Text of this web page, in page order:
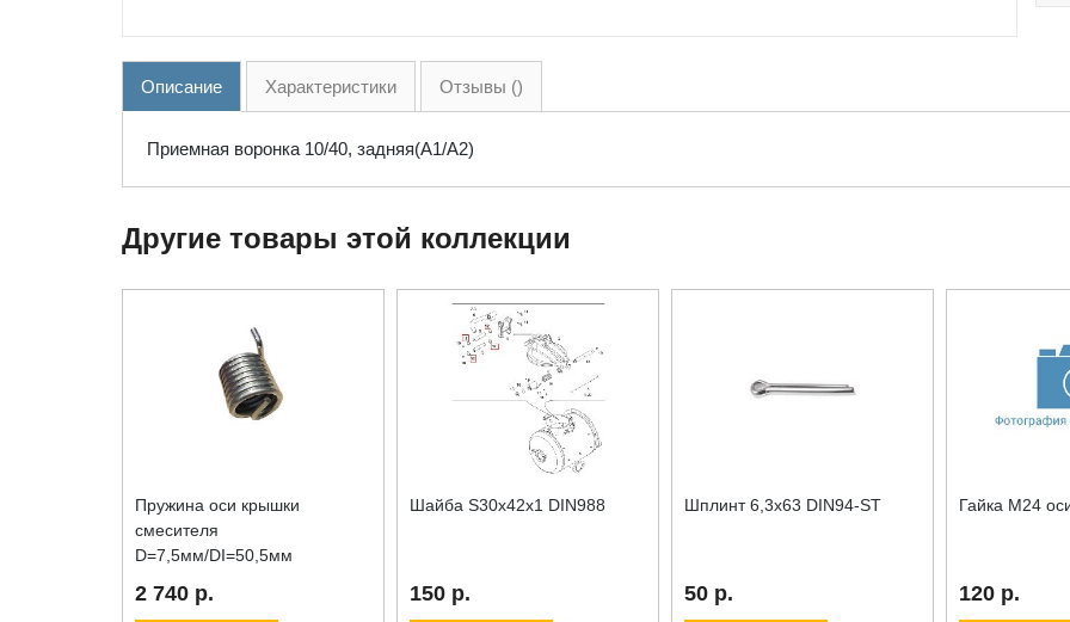
Описание Характеристики Отзывы ()
Приемная воронка 10/40, задняя(А1/А2)
Другие товары этой коллекции
Пружина оси крышки
смесителя
D=7,5мм/DI=50,5мм
2 740 р.
Шайба S30x42x1 DIN988
150 р.
Шплинт 6,3x63 DIN94-ST
50 р.
Гайка М24
120 р.